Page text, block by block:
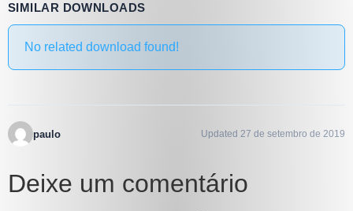
SIMILAR DOWNLOADS
No related download found!
paulo Updated 27 de setembro de 2019
Deixe um comentário